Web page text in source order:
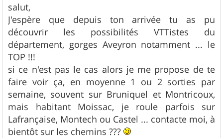
s
s
a
g
e
salut,
J'espère que depuis ton arrivée tu as pu
découvrir les possibilités VTTistes du
département, gorges Aveyron notamment ... le
TOP !!!
si ce n'est pas le cas alors je me propose de te
faire voir ça, en moyenne 1 ou 2 sorties par
semaine, souvent sur Bruniquel et Montricoux,
mais habitant Moissac, je roule parfois sur
Lafrançaise, Montech ou Castel ... contacte moi, à
bientôt sur les chemins ???